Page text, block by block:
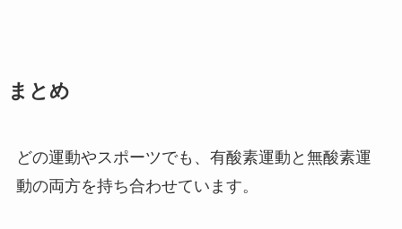
まとめ
どの運動やスポーツでも、有酸素運動と無酸素運
動の両方を持ち合わせています。